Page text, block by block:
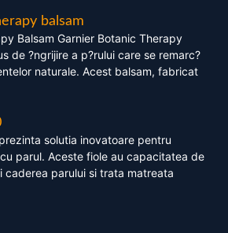
balsam
Balsam Garnier Botanic Therapy
de ?ngrijire a p?rului care se remarc?
naturale. Acest balsam, fabricat
solutia inovatoare pentru
parul. Aceste fiole au capacitatea de
caderea parului si trata matreata